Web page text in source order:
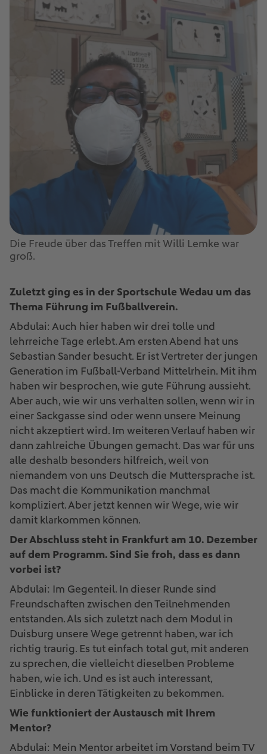
Die Freude über das Treffen mit Willi Lemke war
groß.
Zuletzt ging es in der Sportschule Wedau um das
Thema Führung im Fußballverein.
Abdulai: Auch hier haben wir drei tolle und
lehrreiche Tage erlebt. Am ersten Abend hat uns
Sebastian Sander besucht. Er ist Vertreter der jungen
Generation im Fußball-Verband Mittelrhein. Mit ihm
haben wir besprochen, wie gute Führung aussieht.
Aber auch, wie wir uns verhalten sollen, wenn wir in
einer Sackgasse sind oder wenn unsere Meinung
nicht akzeptiert wird. Im weiteren Verlauf haben wir
dann zahlreiche Übungen gemacht. Das war für uns
alle deshalb besonders hilfreich, weil von
niemandem von uns Deutsch die Muttersprache ist.
Das macht die Kommunikation manchmal
kompliziert. Aber jetzt kennen wir Wege, wie wir
damit klarkommen können.
Der Abschluss steht in Frankfurt am 10. Dezember
auf dem Programm. Sind Sie froh, dass es dann
vorbei ist?
Abdulai: Im Gegenteil. In dieser Runde sind
Freundschaften zwischen den Teilnehmenden
entstanden. Als sich zuletzt nach dem Modul in
Duisburg unsere Wege getrennt haben, war ich
richtig traurig. Es tut einfach total gut, mit anderen
zu sprechen, die vielleicht dieselben Probleme
haben, wie ich. Und es ist auch interessant,
Einblicke in deren Tätigkeiten zu bekommen.
Wie funktioniert der Austausch mit Ihrem
Mentor?
Abdulai: Mein Mentor arbeitet im Vorstand beim TV